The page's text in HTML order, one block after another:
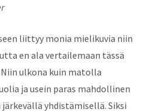
liittyy monia mielikuvia niin
en ala vertailemaan tässä
ulkona kuin matolla
ja usein paras mahdollinen
yhdistämisellä. Siksi